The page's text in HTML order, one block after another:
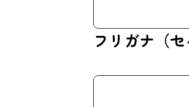
フリガナ（セ